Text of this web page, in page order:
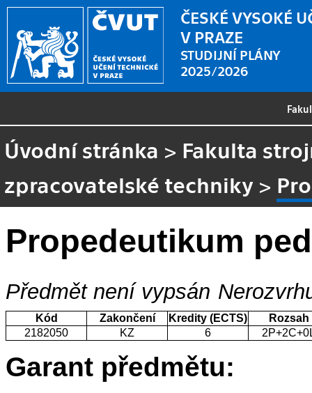
ČESKÉ VYSOKÉ
V PRAZE
STUDIJNÍ PLÁNY
2025/2026
Úvodní stránka > Fakulta
zpracovatelské techniky >
Propedeutikum
Předmět není vypsán
Kód Zakončení Kredity (ECTS)
Rozsah
2182050
KZ 6
Garant předmětu: